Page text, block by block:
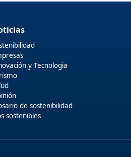
y Tecnologia
de sostenibilidad
sostenibles